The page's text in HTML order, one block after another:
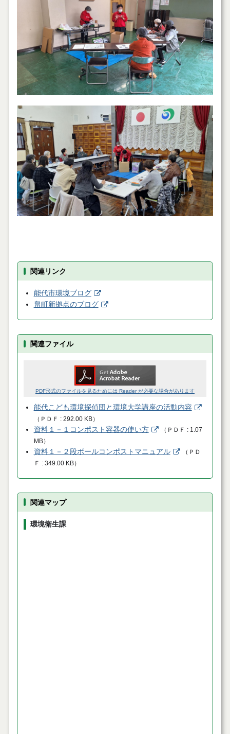
関連リンク
能代市環境ブログ
畠町新拠点のブログ
関連ファイル
PDF形式のファイルを見るためには Reader が必要な場合があります
能代こども環境探偵団と環境大学講座の活動内容
（ ＰＤＦ 292.00 KB）
資料１－１コンポスト容器の使い方 （ ＰＤＦ
1.07
MB）
資料１－２段ボールコンポストマニュアル （ ＰＤ
Ｆ
349.00 KB）
関連マップ
環境衛生課